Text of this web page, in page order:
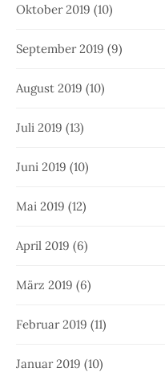
Oktober 2019 (10)
September 2019 (9)
August 2019 (10)
Juli 2019 (13)
Juni 2019 (10)
Mai 2019 (12)
April 2019 (6)
März 2019 (6)
Februar 2019 (11)
Januar 2019 (10)